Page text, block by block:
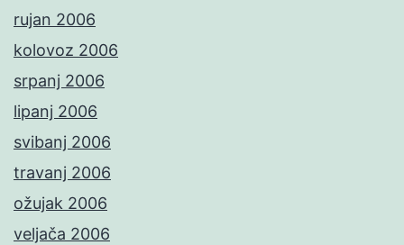
rujan 2006
kolovoz 2006
srpanj 2006
lipanj 2006
svibanj 2006
travanj 2006
ožujak 2006
veljača 2006